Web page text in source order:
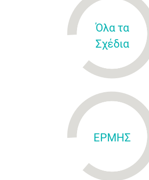
Όλα τα
Σχέδια
ΕΡΜΗΣ